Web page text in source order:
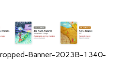
Banner-2023B-1340-